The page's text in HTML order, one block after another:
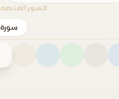
السور
سورة